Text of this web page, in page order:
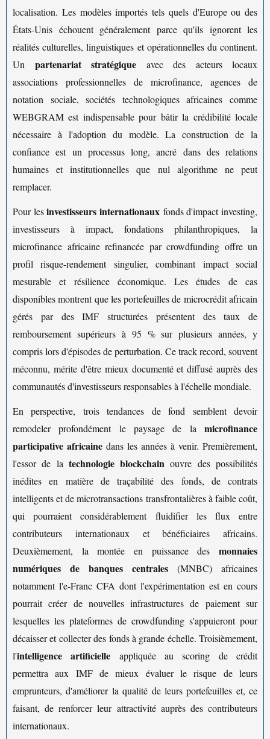
localisation. Les modèles importés tels quels d'Europe ou des
États-Unis échouent généralement parce qu'ils ignorent les
réalités culturelles, linguistiques et opérationnelles du continent.
Un partenariat stratégique avec des acteurs locaux
associations professionnelles de microfinance, agences de
notation sociale, sociétés technologiques africaines comme
WEBGRAM est indispensable pour bâtir la crédibilité locale
nécessaire à l'adoption du modèle. La construction de la
confiance est un processus long, ancré dans des relations
humaines et institutionnelles que nul algorithme ne peut
remplacer.
Pour lesinvestisseurs internationaux fonds d'impact investing,
investisseurs à impact, fondations philanthropiques, la
microfinance africaine refinancée par crowdfunding offre un
profil risque-rendement singulier, combinant impact social
mesurable et résilience économique. Les études de cas
disponibles montrent que les portefeuilles de microcrédit africain
gérés par des IMF structurées présentent des taux de
remboursement supérieurs à 95 % sur plusieurs années, y
compris lors d'épisodes de perturbation. Ce track record, souvent
méconnu, mérite d'être mieux documenté et diffusé auprès des
communautés d'investisseurs responsables à l'échelle mondiale.
En perspective, trois tendances de fond semblent devoir
remodeler profondément le paysage de la microfinance
participative africaine dans les années à venir. Premièrement,
l'essor de la technologie blockchain ouvre des possibilités
inédites en matière de traçabilité des fonds, de contrats
intelligents et de microtransactions transfrontalières à faible coût,
qui pourraient considérablement fluidifier les flux entre
contributeurs internationaux et bénéficiaires africains.
Deuxièmement, la montée en puissance des monnaies
numériques de banques centrales (MNBC) africaines
notamment l'e-Franc CFA dont l'expérimentation est en cours
pourrait créer de nouvelles infrastructures de paiement sur
lesquelles les plateformes de crowdfunding s'appuieront pour
décaisser et collecter des fonds à grande échelle. Troisièmement,
l'intelligence artificielle appliquée au scoring de crédit
permettra aux IMF de mieux évaluer le risque de leurs
emprunteurs, d'améliorer la qualité de leurs portefeuilles et, ce
faisant, de renforcer leur attractivité auprès des contributeurs
internationaux.